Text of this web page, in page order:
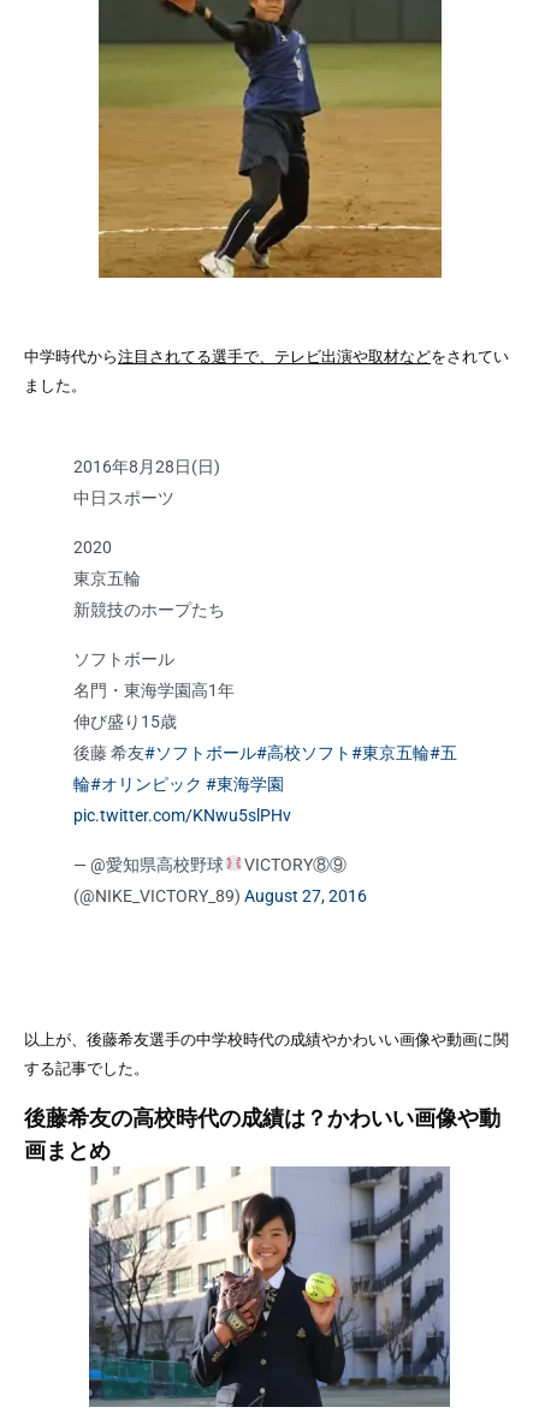
中学時代から注目されてる選手で、テレビ出演や取材などをされてい
ました。
2016年8月28日(日)
中日スポーツ
2020
東京五輪
新競技のホープたち
ソフトボール
名門・東海学園高1年
伸び盛り15歳
後藤 希友#ソフトボール#高校ソフト#東京五輪#五
輪#オリンピック #東海学園
pic.twitter.com/KNwu5slPHv
— @愛知県高校野球
VICTORY⑧⑨
(@NIKE_VICTORY_89)August 27, 2016
以上が、後藤希友選手の中学校時代の成績やかわいい画像や動画に関
する記事でした。
後藤希友の高校時代の成績は？かわいい画像や動
画まとめ